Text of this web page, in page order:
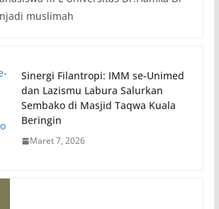
muslimah
Sinergi Filantropi: IMM se-Unimed
dan Lazismu Labura Salurkan
Sembako di Masjid Taqwa Kuala
Beringin
Maret 7, 2026